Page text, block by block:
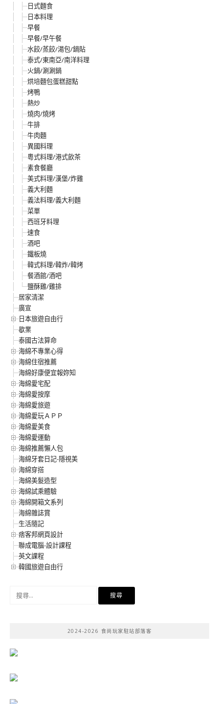
日式麵食
日本料理
早餐
早餐/早午餐
水餃/蒸餃/湯包/鍋貼
泰式/東南亞/南洋料理
火鍋/涮涮鍋
烘培麵包蛋糕甜點
烤鴨
熱炒
燒肉/燒烤
牛排
牛肉麵
異國料理
粵式料理/港式飲茶
素食餐廳
美式料理/漢堡/炸雞
義大利麵
義法料理/義大利麵
菜單
西班牙料理
速食
酒吧
鐵板燒
韓式料理/韓炸/韓烤
餐酒館/酒吧
鹽酥雞/雞排
居家清潔
廣宣
日本旅遊自由行
歇業
泰國古法算命
海綿不專業心得
海綿住宿推薦
海綿好康便宜報妳知
海綿愛宅配
海綿愛按摩
海綿愛旅遊
海綿愛玩ＡＰＰ
海綿愛美食
海綿愛運動
海綿推薦懶人包
海綿牙套日記-隱視美
海綿穿搭
海綿美髮造型
海綿試乘體驗
海綿開箱文系列
海綿雜誌賞
生活隨記
痞客邦網頁設計
聯成電腦-設計課程
英文課程
韓國旅遊自由行
2024-2026 食尚玩家駐站部落客